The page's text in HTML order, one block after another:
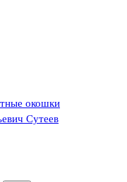
окошки
Сутеев